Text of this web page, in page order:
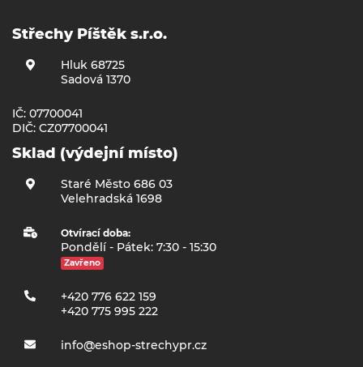
Střechy Píštěk s.r.o.
Hluk 68725
Sadová 1370
IČ: 07700041
DIČ: CZ07700041
Sklad (výdejní místo)
Staré Město 686 03
Velehradská 1698
Otvírací doba:
Pondělí - Pátek: 7:30 - 15:30
Zavřeno
+420 776 622 159
+420 775 995 222
info@eshop-strechypr.cz